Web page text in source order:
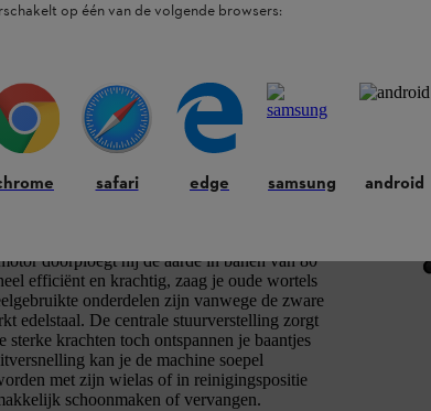
massieve ondergrond te bewerken en grote
doorploegt hij de aarde in banen van 80
efficiënt en krachtig, zaag je oude wortels
onderdelen zijn vanwege de zware
edelstaal. De centrale stuurverstelling zorgt
krachten toch ontspannen je baantjes
kan je de machine soepel
met zijn wielas of in reinigingspositie
schoonmaken of vervangen.
op één van de volgende browsers:
safari edge samsung android